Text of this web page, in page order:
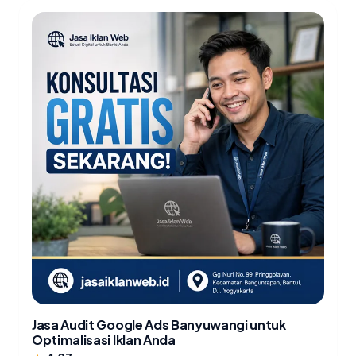
Jasa Audit Google Ads Banyuwangi untuk
Optimalisasi Iklan Anda